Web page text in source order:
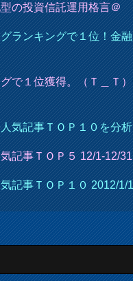
の投資信託運用格言＠
ランキングで１位！金
で１位獲得。（Ｔ＿Ｔ
気記事ＴＯＰ１０を分
記事ＴＯＰ５ 12/1-12/
記事ＴＯＰ１０ 2012/